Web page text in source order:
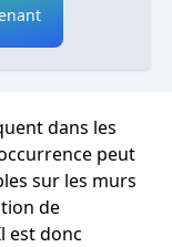
dans les
peut
sur les murs
de
est donc